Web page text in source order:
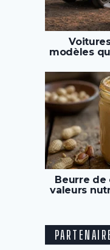
modèles
Beurre de
valeurs